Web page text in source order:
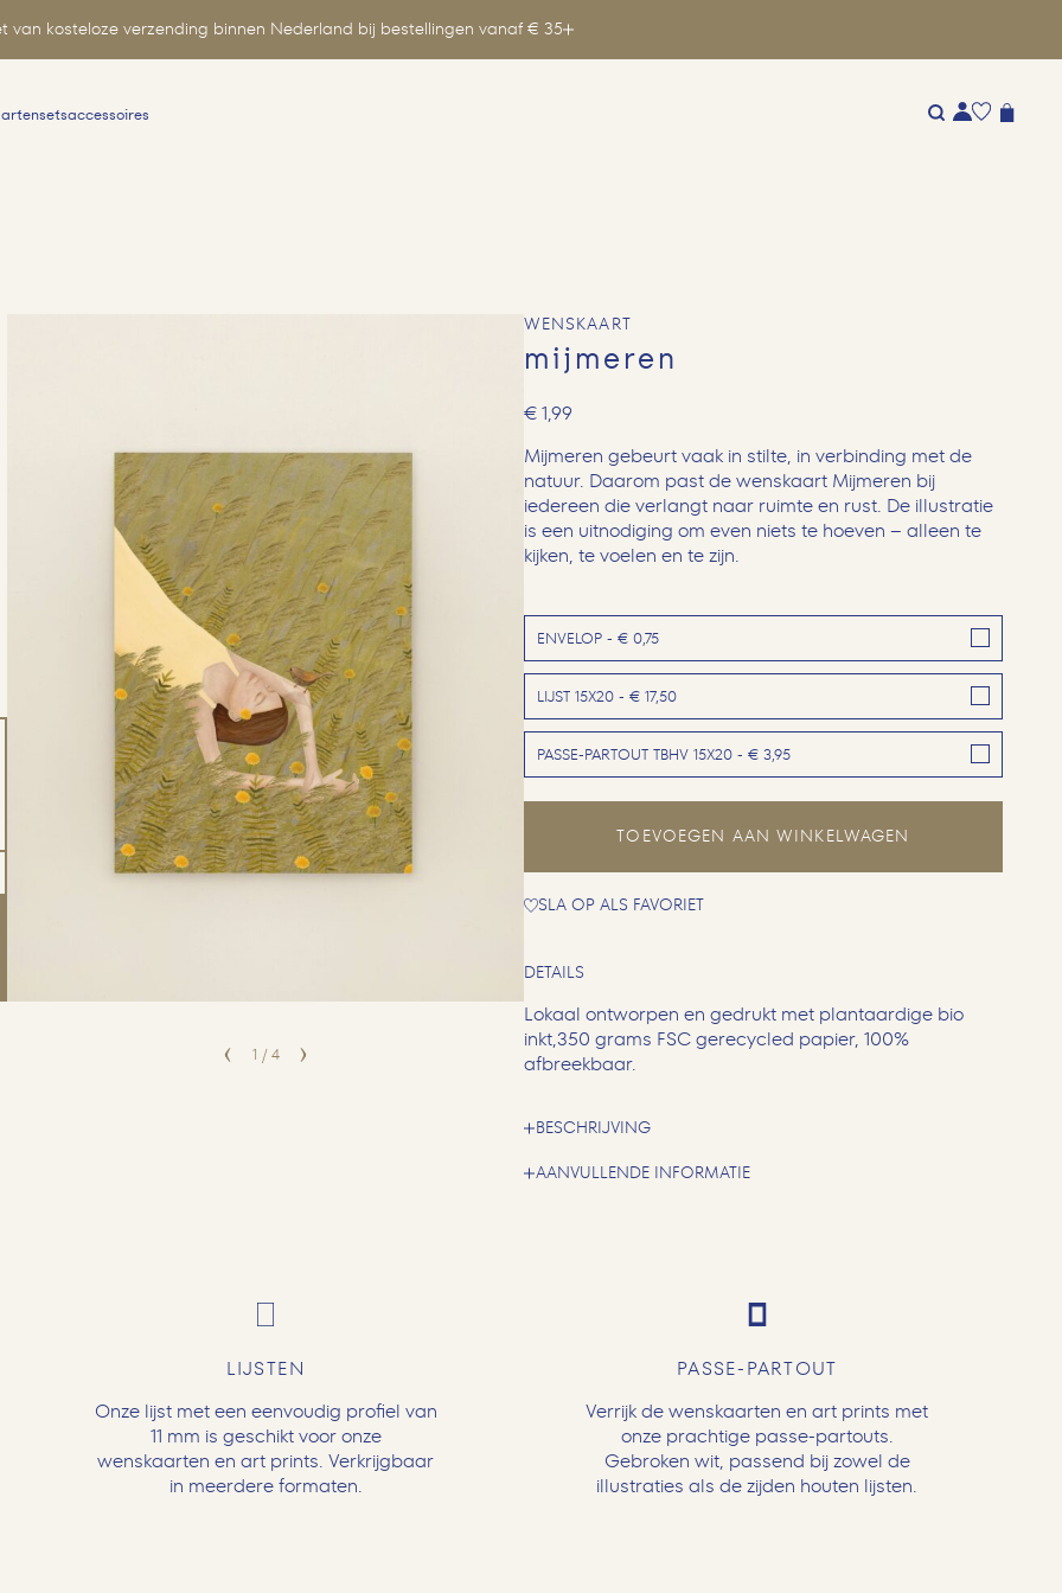
van kosteloze verzending binnen Nederland bij bestellingen vanaf € 35
accessoires
1 / 4
WENSKAART
mijmeren
€1,99
Mijmeren gebeurt vaak in stilte, in verbinding met de
natuur. Daarom past de wenskaart Mijmeren bij
iedereen die verlangt naar ruimte en rust. De illustratie
is een uitnodiging om even niets te hoeven – alleen te
kijken, te voelen en te zijn.
ENVELOP - € 0,75
LIJST 15X20 - € 17,50
PASSE-PARTOUT TBHV 15X20 - € 3,95
TOEVOEGEN AAN WINKELWAGEN
SLA OP ALS FAVORIET
DETAILS
Lokaal ontworpen en gedrukt met plantaardige bio
inkt,350 grams FSC gerecycled papier, 100%
afbreekbaar.
BESCHRIJVING
AANVULLENDE INFORMATIE
LIJSTEN
Onze lijst met een eenvoudig profiel van
11 mm is geschikt voor onze
wenskaarten en art prints. Verkrijgbaar
in meerdere formaten.
PASSE-PARTOUT
Verrijk de wenskaarten en art prints met
onze prachtige passe-partouts.
Gebroken wit, passend bij zowel de
illustraties als de zijden houten lijsten.